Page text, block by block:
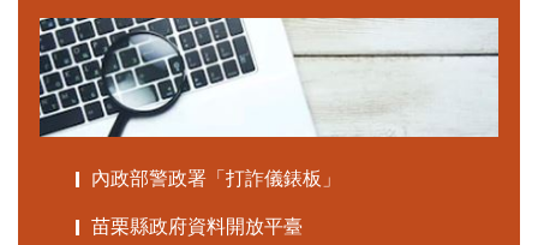
內政部警政署「打詐儀錶板」
苗栗縣政府資料開放平臺